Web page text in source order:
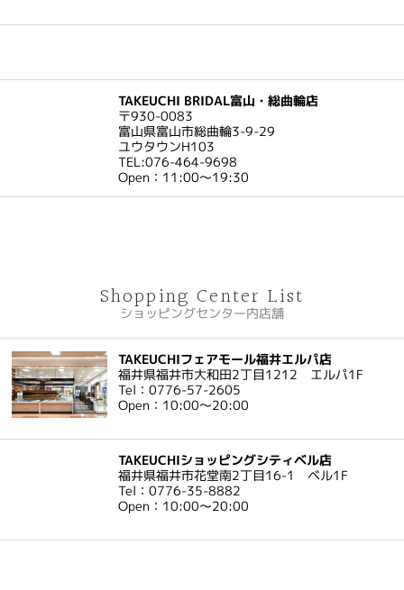
TAKEUCHI BRIDAL富山・総曲輪店
〒930-0083
富山県富山市総曲輪3-9-29
ユウタウンH103
TEL:076-464-9698
Open：11:00～19:30
Shopping Center List
ショッピングセンター内店舗
TAKEUCHIフェアモール福井エルパ店
福井県福井市大和田2丁目1212 エルパ1F
Tel：0776-57-2605
Open：10:00～20:00
TAKEUCHIショッピングシティベル店
福井県福井市花堂南2丁目16-1 ベル1F
Tel：0776-35-8882
Open：10:00～20:00